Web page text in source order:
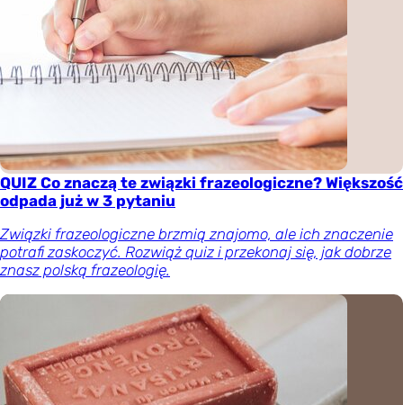
QUIZ Co znaczą te związki frazeologiczne? Większość
odpada już w 3 pytaniu
Związki frazeologiczne brzmią znajomo, ale ich znaczenie
potrafi zaskoczyć. Rozwiąż quiz i przekonaj się, jak dobrze
znasz polską frazeologię.